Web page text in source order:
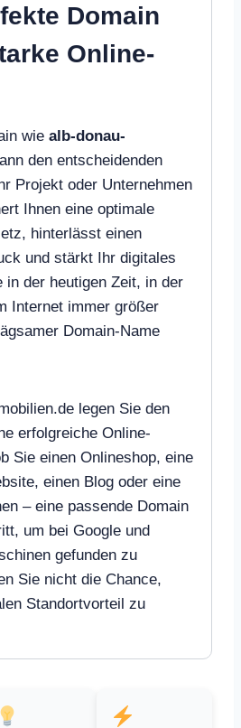
Domain
Online-
wie alb-donau-
den entscheidenden
Projekt oder Unternehmen
Ihnen eine optimale
hinterlässt einen
und stärkt Ihr digitales
in der heutigen Zeit, in der
Internet immer größer
Domain-Name
legen Sie den
erfolgreiche Online-
Sie einen Onlineshop, eine
einen Blog oder eine
– eine passende Domain
um bei Google und
gefunden zu
Sie nicht die Chance,
Standortvorteil zu